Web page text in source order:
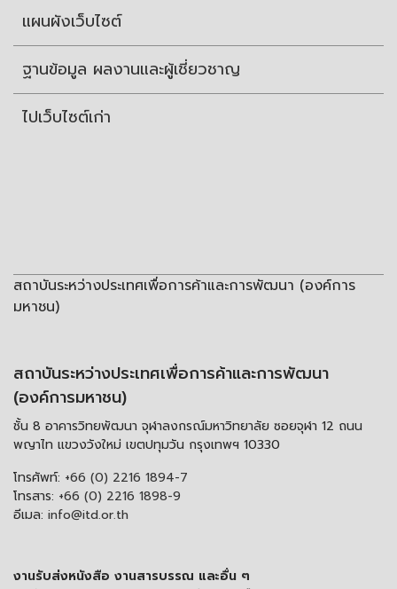
แผนผังเว็บไซต์
ฐานข้อมูล ผลงานและผู้เชี่ยวชาญ
ไปเว็บไซต์เก่า
สถาบันระหว่างประเทศเพื่อการค้าและการพัฒนา (องค์การ
มหาชน)
สถาบันระหว่างประเทศเพื่อการค้าและการพัฒนา
(องค์การมหาชน)
ชั้น 8 อาคารวิทยพัฒนา จุฬาลงกรณ์มหาวิทยาลัย ซอยจุฬา 12 ถนน
พญาไท แขวงวังใหม่ เขตปทุมวัน กรุงเทพฯ 10330
โทรศัพท์: +66 (0) 2216 1894-7
โทรสาร: +66 (0) 2216 1898-9
อีเมล: info@itd.or.th
งานรับส่งหนังสือ งานสารบรรณ และอื่น ๆ